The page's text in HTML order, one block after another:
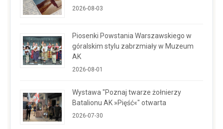
2026-08-03
Piosenki Powstania Warszawskiego w
góralskim stylu zabrzmiały w Muzeum
AK
2026-08-01
Wystawa "Poznaj twarze żołnierzy
Batalionu AK »Pięść«" otwarta
2026-07-30